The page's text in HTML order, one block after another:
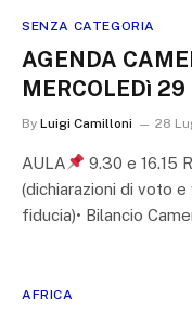
SENZA CATEGORIA
AGENDA
MERCOLEDì 29
By Luigi Camilloni 28
AULA
9.30 e 16.15
(dichiarazioni di voto
fiducia)•⁠ ⁠Bilancio
AFRICA